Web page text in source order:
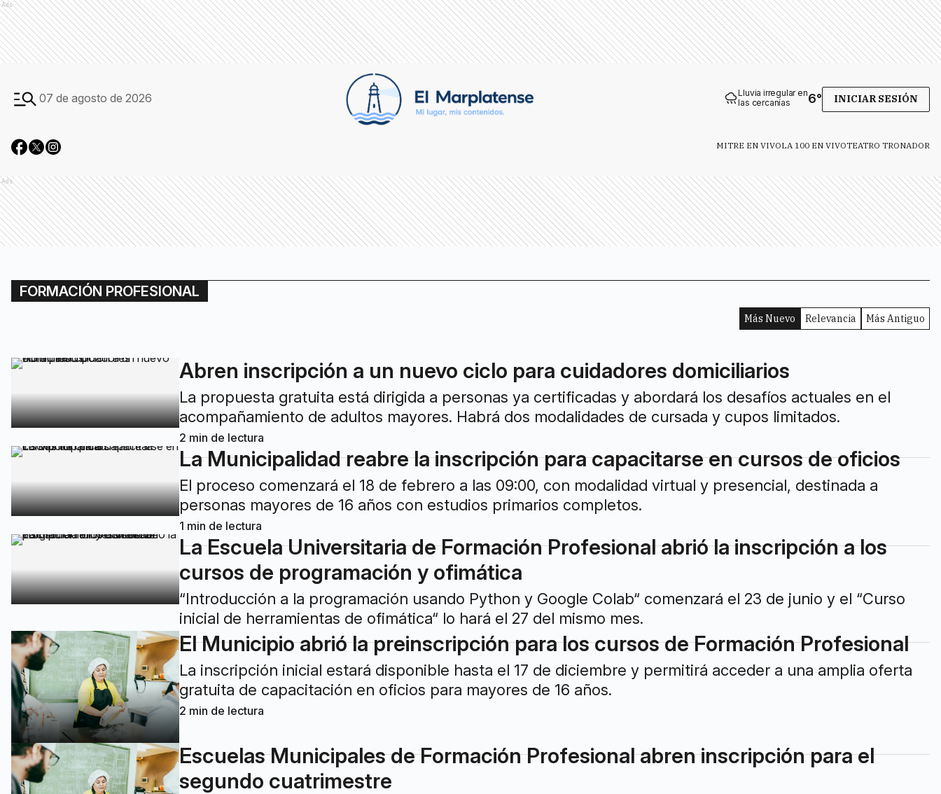
Ads
07 de agosto de 2026
Lluvia irregular en
las cercanías
6° INICIAR SESIÓN
MITRE EN VIVOLA 100 EN VIVOTEATRO TRONADOR
Ads
FORMACIÓN PROFESIONAL
Más Nuevo Relevancia Más Antiguo
Abren inscripción a un nuevo ciclo para cuidadores domiciliarios
La propuesta gratuita está dirigida a personas ya certificadas y abordará los desafíos actuales en el
acompañamiento de adultos mayores. Habrá dos modalidades de cursada y cupos limitados.
2 min de lectura
La Municipalidad reabre la inscripción para capacitarse en cursos de oficios
El proceso comenzará el 18 de febrero a las 09:00, con modalidad virtual y presencial, destinada a
personas mayores de 16 años con estudios primarios completos.
1 min de lectura
La Escuela Universitaria de Formación Profesional abrió la inscripción a los
cursos de programación y ofimática
“Introducción a la programación usando Python y Google Colab“ comenzará el 23 de junio y el “Curso
inicial de herramientas de ofimática“ lo hará el 27 del mismo mes.
El Municipio abrió la preinscripción para los cursos de Formación Profesional
La inscripción inicial estará disponible hasta el 17 de diciembre y permitirá acceder a una amplia oferta
gratuita de capacitación en oficios para mayores de 16 años.
2 min de lectura
Escuelas Municipales de Formación Profesional abren inscripción para el
segundo cuatrimestre